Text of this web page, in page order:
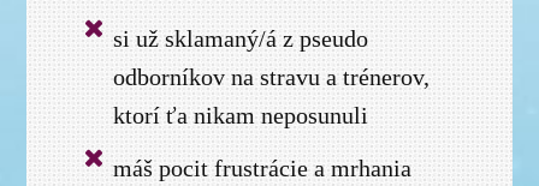
si už sklamaný/á z pseudo
odborníkov na stravu a trénerov,
ktorí ťa nikam neposunuli
máš pocit frustrácie a mrhania